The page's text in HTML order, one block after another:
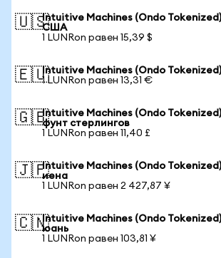
🇺🇸Intuitive Machines (Ondo
США
1 LUNRon равен 15,39 $
🇪🇺Intuitive Machines (Ondo
1 LUNRon равен 13,31 €
🇬🇧Intuitive Machines (Ondo
фунт стерлингов
1 LUNRon равен 11,40 £
🇯🇵Intuitive Machines (Ondo
иена
1 LUNRon равен 2 427,87 ¥
🇨🇳Intuitive Machines (Ondo
юань
1 LUNRon равен 103,81 ¥